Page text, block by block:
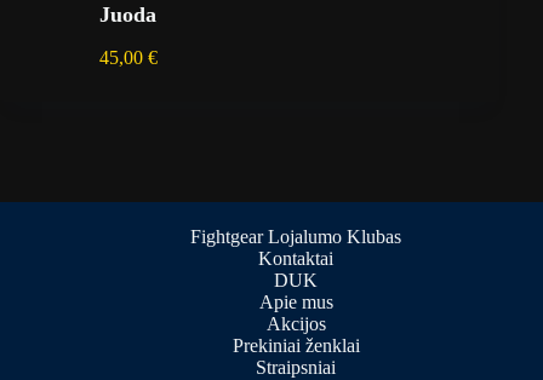
Juoda
45,00 €
Fightgear Lojalumo Klubas
Kontaktai
DUK
Apie mus
Akcijos
Prekiniai ženklai
Straipsniai